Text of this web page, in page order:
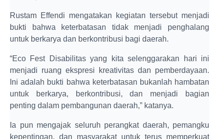
Rustam Effendi mengatakan kegiatan tersebut menjadi
bukti bahwa keterbatasan tidak menjadi penghalang
untuk berkarya dan berkontribusi bagi daerah.
“Eco Fest Disabilitas yang kita selenggarakan hari ini
menjadi ruang ekspresi kreativitas dan pemberdayaan.
Ini adalah bukti bahwa keterbatasan bukanlah hambatan
untuk berkarya, berkontribusi, dan menjadi bagian
penting dalam pembangunan daerah,” katanya.
Ia pun mengajak seluruh perangkat daerah, pemangku
kepentingan, dan masyarakat untuk terus memperkuat